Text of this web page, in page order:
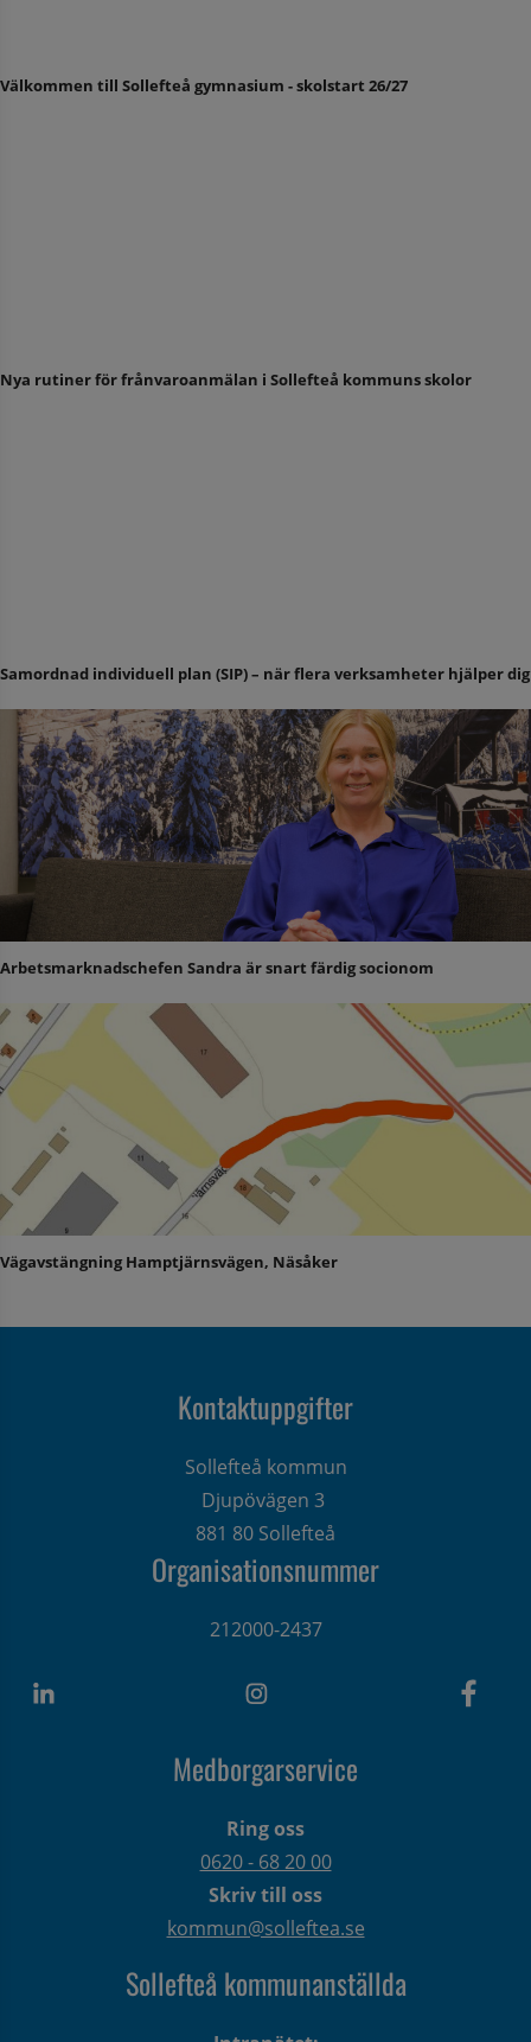
Välkommen till Sollefteå gymnasium - skolstart 26/27
Nya rutiner för frånvaroanmälan i Sollefteå kommuns skolor
Samordnad individuell plan (SIP) – när flera verksamheter hjälper dig
Arbetsmarknadschefen Sandra är snart färdig socionom
Vägavstängning Hamptjärnsvägen, Näsåker
Kontaktuppgifter
Sollefteå kommun
Djupövägen 3
881 80 Sollefteå
Organisationsnummer
212000-2437
Medborgarservice
Ring oss
0620 - 68 20 00
Skriv till oss
kommun@solleftea.se
Sollefteå kommunanställda